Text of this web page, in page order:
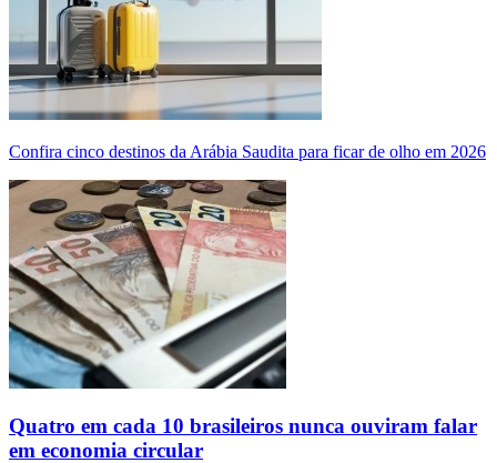
Confira cinco destinos da Arábia Saudita para ficar de olho em 2026
Quatro em cada 10 brasileiros nunca ouviram falar
em economia circular